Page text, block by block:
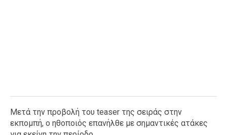
Μετά την προβολή του teaser της σειράς στην
εκπομπή, ο ηθοποιός επανήλθε με σημαντικές ατάκες